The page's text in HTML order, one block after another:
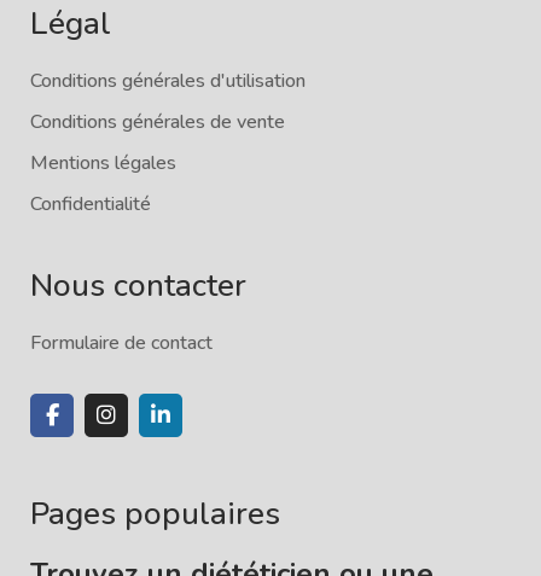
Légal
Conditions générales d'utilisation
Conditions générales de vente
Mentions légales
Confidentialité
Nous contacter
Formulaire de contact
Pages populaires